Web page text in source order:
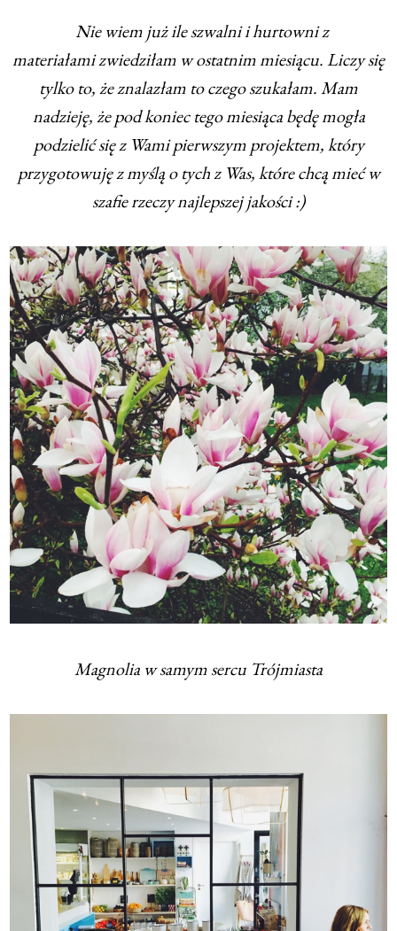
Nie wiem już ile szwalni i hurtowni z
materiałami zwiedziłam w ostatnim miesiącu. Liczy się
tylko to, że znalazłam to czego szukałam. Mam
nadzieję, że pod koniec tego miesiąca będę mogła
podzielić się z Wami pierwszym projektem, który
przygotowuję z myślą o tych z Was, które chcą mieć w
szafie rzeczy najlepszej jakości :)
Magnolia w samym sercu Trójmiasta